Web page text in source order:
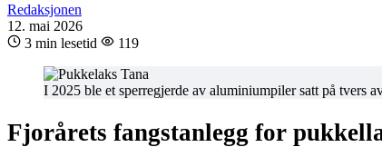
Redaksjonen
12. mai 2026
3 min lesetid
119
I 2025 ble et sperregjerde av aluminiumpiler satt på tvers
Fjorårets fangstanlegg for